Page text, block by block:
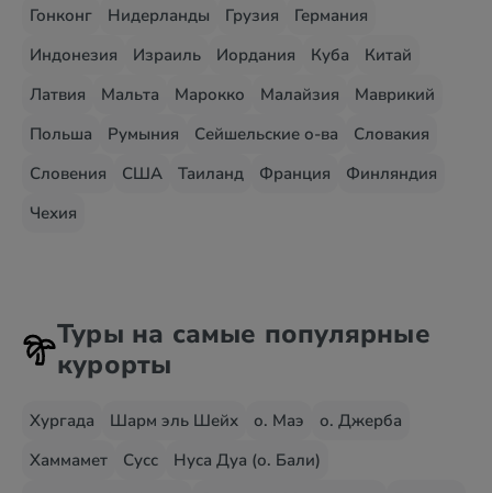
Гонконг
Нидерланды Грузия
Германия
Индонезия
Израиль Иордания Куба
Китай
Латвия
Мальта Марокко Малайзия
Маврикий
Польша
Румыния Сейшельские о-ва
Словакия
Словения
США Таиланд Франция
Финляндия
Чехия
Туры на самые популярные
курорты
Хургада Шарм эль Шейх о. Маэ
о. Джерба
Хаммамет
Сусс
Нуса Дуа (о. Бали)